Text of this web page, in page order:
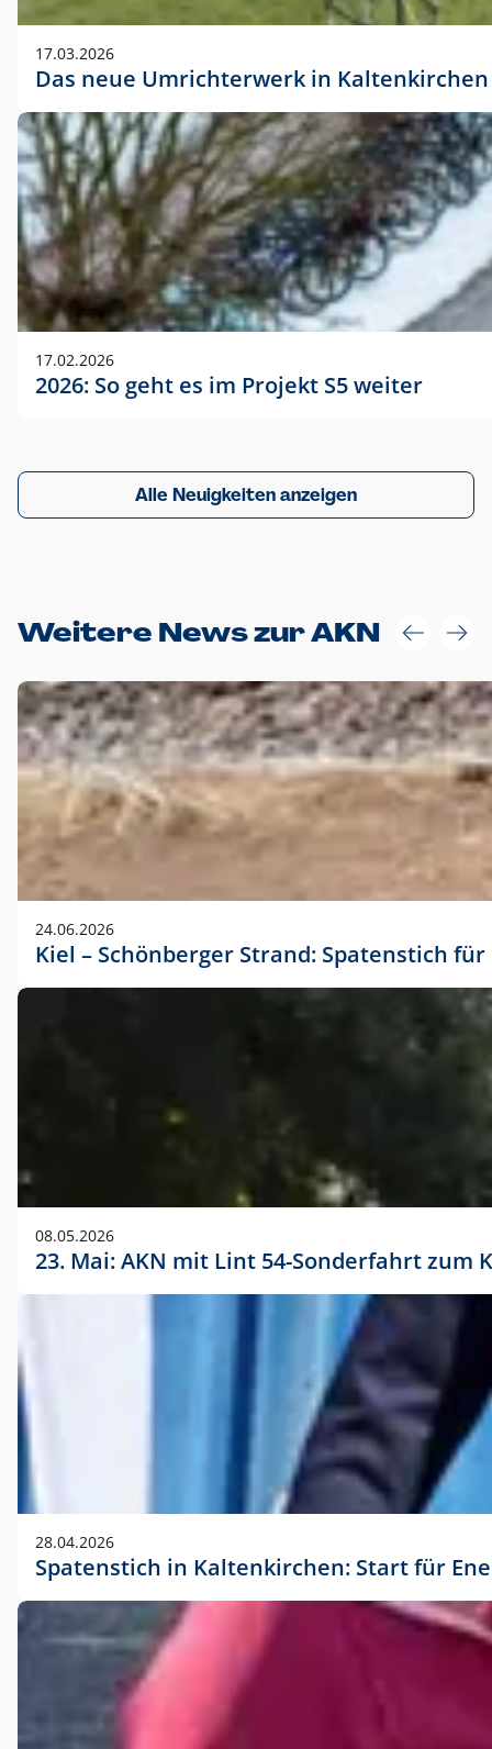
17.03.2026
Das neue Umrichterwerk in Kaltenkirchen
17.02.2026
2026: So geht es im Projekt S5 weiter
Alle Neuigkeiten anzeigen
Weitere News zur AKN
24.06.2026
Kiel – Schönberger Strand: Spatenstich
08.05.2026
23. Mai: AKN mit Lint 54-Sonderfahrt
28.04.2026
Spatenstich in Kaltenkirchen: Start für